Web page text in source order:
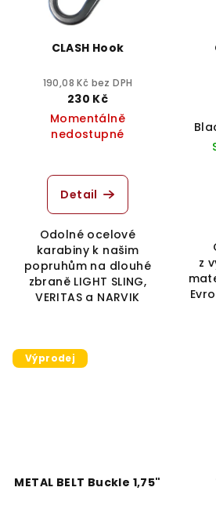
CLASH Hook
190,08 Kč bez DPH
230 Kč
Momentálně
nedostupné
Detail
Odolné ocelové
karabiny k našim
popruhům na dlouhé
zbraně LIGHT SLING,
VERITAS a NARVIK
z
Výprodej
METAL BELT Buckle 1,75"